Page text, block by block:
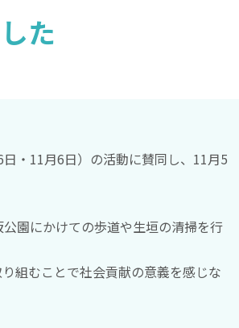
た
・11月6日）の活動に賛同し、11月5
園にかけての歩道や生垣の清掃を行
組むことで社会貢献の意義を感じな